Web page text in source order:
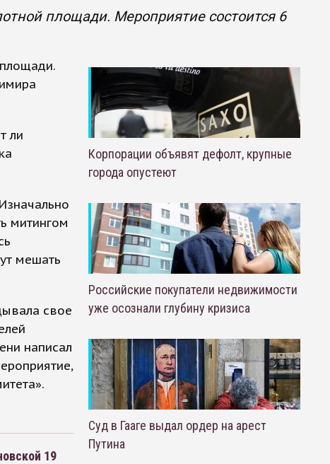
площади. Мероприятие состоится 6
ли
митингом
мешать
свое
написал
19
Корпорации объявят дефолт, крупные
города опустеют
Российские покупатели недвижимости
уже осознали глубину кризиса
Суд в Гааге выдал ордер на арест
Путина